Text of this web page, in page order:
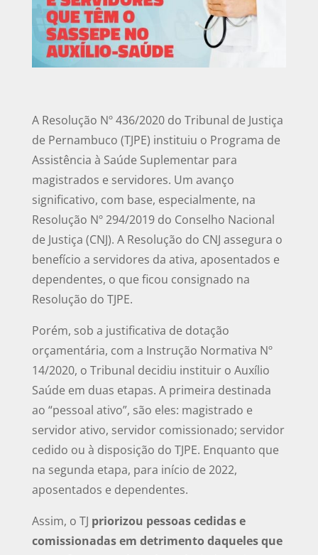
A Resolução Nº 436/2020 do Tribunal de Justiça
de Pernambuco (TJPE) instituiu o Programa de
Assistência à Saúde Suplementar para
magistrados e servidores. Um avanço
significativo, com base, especialmente, na
Resolução Nº 294/2019 do Conselho Nacional
de Justiça (CNJ). A Resolução do CNJ assegura o
benefício a servidores da ativa, aposentados e
dependentes, o que ficou consignado na
Resolução do TJPE.
Porém, sob a justificativa de dotação
orçamentária, com a Instrução Normativa Nº
14/2020, o Tribunal decidiu instituir o Auxílio
Saúde em duas etapas. A primeira destinada
ao “pessoal ativo”, são eles: magistrado e
servidor ativo, servidor comissionado; servidor
cedido ou à disposição do TJPE. Enquanto que
na segunda etapa, para início de 2022,
aposentados e dependentes.
Assim, o TJ priorizou pessoas cedidas e
comissionadas em detrimento daqueles que